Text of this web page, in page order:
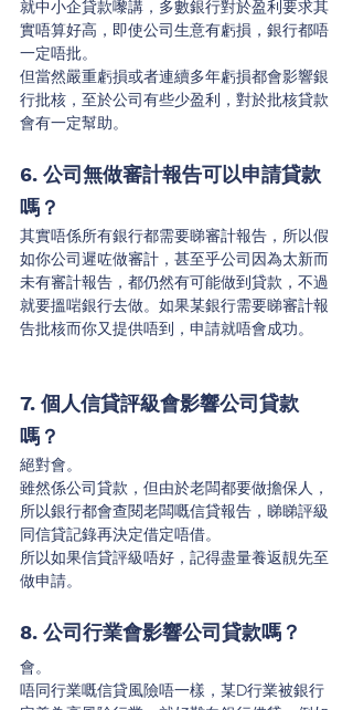
就中小企貸款嚟講，多數銀行對於盈利要求其
實唔算好高，即使公司生意有虧損，銀行都唔
一定唔批。
但當然嚴重虧損或者連續多年虧損都會影響銀
行批核，至於公司有些少盈利，對於批核貸款
會有一定幫助。
6. 公司無做審計報告可以申請貸款
嗎？
其實唔係所有銀行都需要睇審計報告，所以假
如你公司遲咗做審計，甚至乎公司因為太新而
未有審計報告，都仍然有可能做到貸款，不過
就要搵啱銀行去做。如果某銀行需要睇審計報
告批核而你又提供唔到，申請就唔會成功。
7. 個人信貸評級會影響公司貸款
嗎？
絕對會。
雖然係公司貸款，但由於老闆都要做擔保人，
所以銀行都會查閱老闆嘅信貸報告，睇睇評級
同信貸記錄再決定借定唔借。
所以如果信貸評級唔好，記得盡量養返靚先至
做申請。
8. 公司行業會影響公司貸款嗎？
會。
唔同行業嘅信貸風險唔一樣，某D行業被銀行